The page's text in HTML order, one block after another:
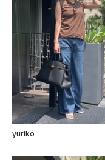
yuriko